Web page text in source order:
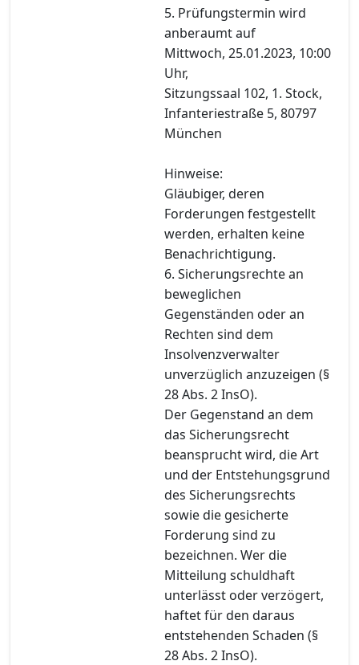
5. Prüfungstermin wird
anberaumt auf
Mittwoch, 25.01.2023, 10:00
Uhr,
Sitzungssaal 102, 1. Stock,
Infanteriestraße 5, 80797
München
Hinweise:
Gläubiger, deren
Forderungen festgestellt
werden, erhalten keine
Benachrichtigung.
6. Sicherungsrechte an
beweglichen
Gegenständen oder an
Rechten sind dem
Insolvenzverwalter
unverzüglich anzuzeigen (§
28 Abs. 2 InsO).
Der Gegenstand an dem
das Sicherungsrecht
beansprucht wird, die Art
und der Entstehungsgrund
des Sicherungsrechts
sowie die gesicherte
Forderung sind zu
bezeichnen. Wer die
Mitteilung schuldhaft
unterlässt oder verzögert,
haftet für den daraus
entstehenden Schaden (§
28 Abs. 2 InsO).